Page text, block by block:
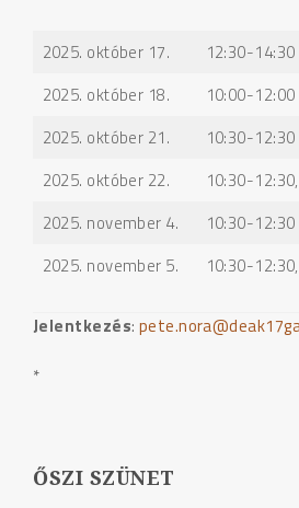
2025. október 17.
12:30-14:30
2025. október 18.
10:00-12:00
2025. október 21.
10:30-12:30
2025. október 22.
10:30-
2025. november 4.
10:30-12:30
2025. november 5.
10:30-
Jelentkezés:
*
ŐSZI SZÜNET